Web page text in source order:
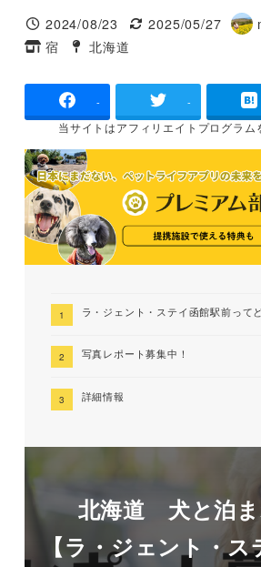
投稿日
2024/08/23
更新日
2025/05/27
著
タグ
宿
タグ
北海道
- -
当サイトはアフィリエイトプログラム
ラ・ジェント・ステイ函館駅前って
写真レポート募集中！
詳細情報
北海道 犬と泊
【ラ・ジェント・